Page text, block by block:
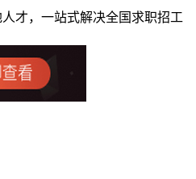
才，一站式解决全国求职招工